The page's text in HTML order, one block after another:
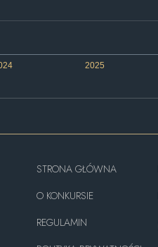
2025
STRONA GŁÓWNA
O KONKURSIE
REGULAMIN